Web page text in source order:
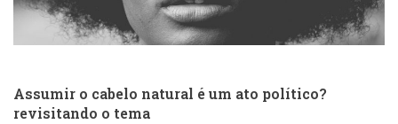
Assumir o cabelo natural é um ato político?
revisitando o tema